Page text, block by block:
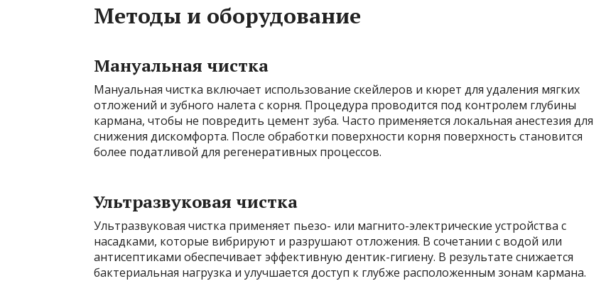
Методы и оборудование
Мануальная чистка
Мануальная чистка включает использование скейлеров и кюрет для удаления мягких
отложений и зубного налета с корня. Процедура проводится под контролем глубины
кармана, чтобы не повредить цемент зуба. Часто применяется локальная анестезия для
снижения дискомфорта. После обработки поверхности корня поверхность становится
более податливой для регенеративных процессов.
Ультразвуковая чистка
Ультразвуковая чистка применяет пьезо- или магнито-электрические устройства с
насадками, которые вибрируют и разрушают отложения. В сочетании с водой или
антисептиками обеспечивает эффективную дентик-гигиену. В результате снижается
бактериальная нагрузка и улучшается доступ к глубже расположенным зонам кармана.